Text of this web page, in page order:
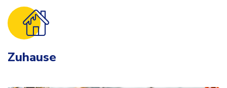
Zuhause